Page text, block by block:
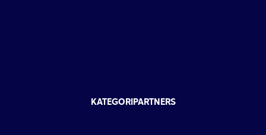
KATEGORIPARTNERS